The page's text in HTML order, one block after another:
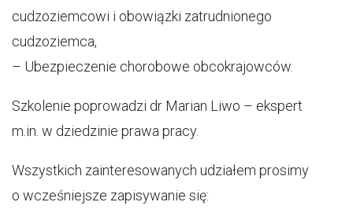
cudzoziemcowi i obowiązki zatrudnionego
cudzoziemca,
– Ubezpieczenie chorobowe obcokrajowców.
Szkolenie poprowadzi dr Marian Liwo – ekspert
m.in. w dziedzinie prawa pracy.
Wszystkich zainteresowanych udziałem prosimy
o wcześniejsze zapisywanie się: